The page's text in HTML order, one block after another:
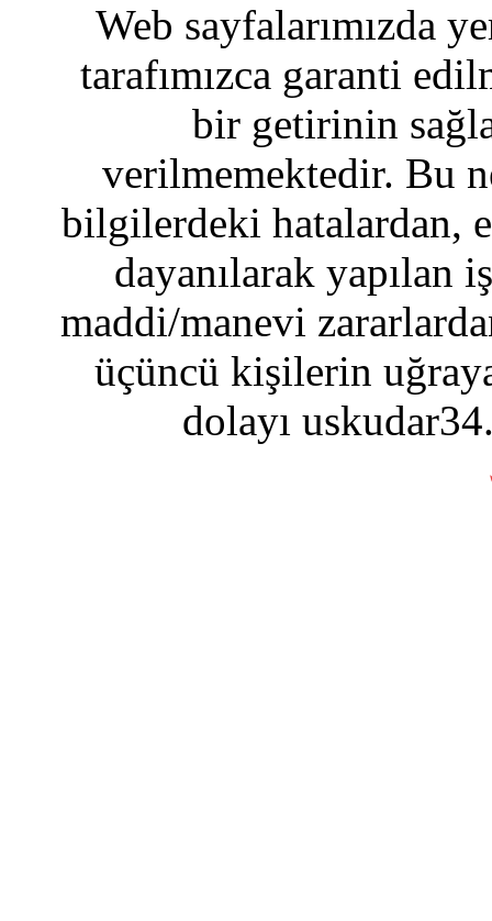
Web sayfalarımızda
tarafımızca garanti
bir getirinin
verilmemektedir. Bu
bilgilerdeki hatalardan,
dayanılarak yapılan
maddi/manevi
üçüncü kişilerin
dolayı